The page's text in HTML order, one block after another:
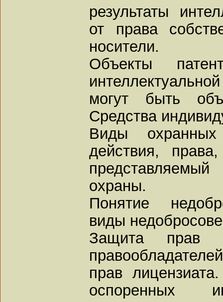
результаты
от права
носители.
Объекты
могут быть
Средства
Виды
действия,
охраны.
Понятие
виды
Защита прав
прав
оспоренных